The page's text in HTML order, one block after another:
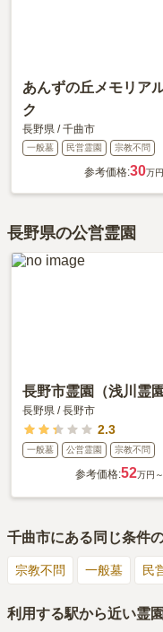
あんずの丘メモリア
ク
長野県 /千曲市
一般墓 民営霊園 宗教不問
参考価格:30万円
長野県の公営霊園
長野市霊園（浅川霊園
長野県 /長野市
2.3
一般墓 公営霊園 宗教不問
参考価格:52万円～
千曲市にある同じ条件
宗教不問 一般墓 民
利用する駅から近い霊